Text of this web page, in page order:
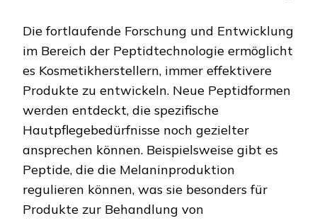
Die fortlaufende Forschung und Entwicklung
im Bereich der Peptidtechnologie ermöglicht
es Kosmetikherstellern, immer effektivere
Produkte zu entwickeln. Neue Peptidformen
werden entdeckt, die spezifische
Hautpflegebedürfnisse noch gezielter
ansprechen können. Beispielsweise gibt es
Peptide, die die Melaninproduktion
regulieren können, was sie besonders für
Produkte zur Behandlung von